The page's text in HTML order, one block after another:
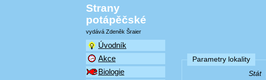
Strany
potápěčské
vydává Zdeněk Šraier
Úvodník
Akce
Biologie
Parametry lokality
Stát